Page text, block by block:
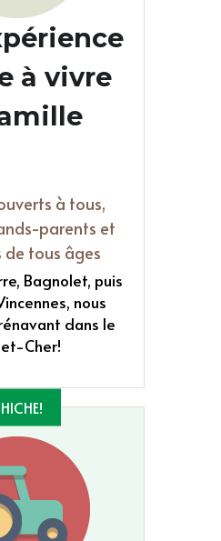
à vivre
à tous,
parents et
tous âges
Bagnolet, puis
nous
dans le
Cher!